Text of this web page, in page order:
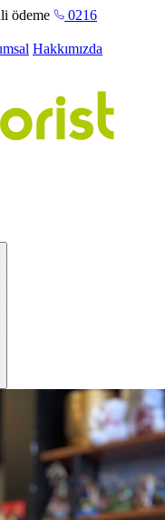
ödeme
0216
Hakkımızda